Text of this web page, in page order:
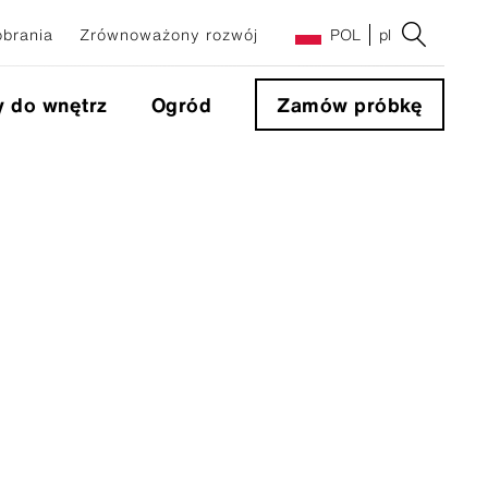
Zrównoważony rozwój POL pl
do wnętrz Ogród Zamów próbkę